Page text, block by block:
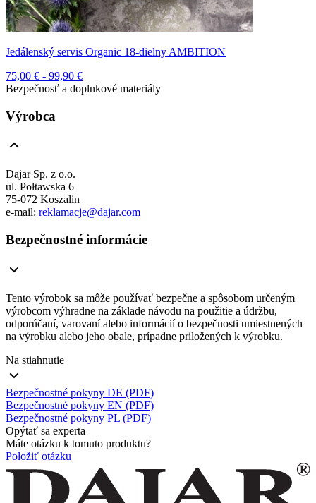
Jedálenský servis Organic 18-dielny AMBITION
75,00 € - 99,90 €
Bezpečnosť a doplnkové materiály
Výrobca
Dajar Sp. z o.o.
ul. Połtawska 6
75-072 Koszalin
e-mail: reklamacje@dajar.com
Bezpečnostné informácie
Tento výrobok sa môže používať bezpečne a spôsobom určeným
výrobcom výhradne na základe návodu na použitie a údržbu,
odporúčaní, varovaní alebo informácií o bezpečnosti umiestnených
na výrobku alebo jeho obale, prípadne priložených k výrobku.
Na stiahnutie
Bezpečnostné pokyny DE (PDF)
Bezpečnostné pokyny EN (PDF)
Bezpečnostné pokyny PL (PDF)
Opýtať sa experta
Máte otázku k tomuto produktu?
Položiť otázku